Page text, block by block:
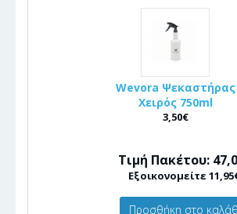
Wevora Ψεκαστήρας
Χειρός 750ml
3,50€
Τιμή Πακέτου:
Εξοικονομείτε
Προσθήκη στο